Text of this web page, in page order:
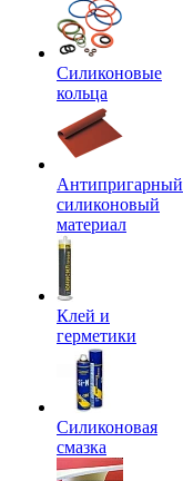
Силиконовые
кольца
Антипригарный
силиконовый
материал
Клей и
герметики
Силиконовая
смазка